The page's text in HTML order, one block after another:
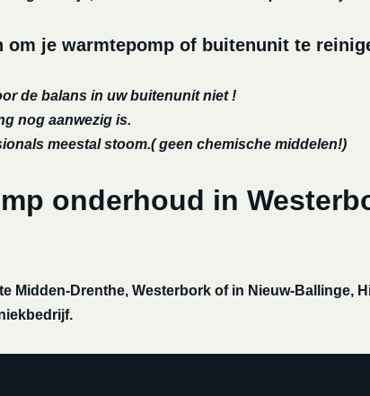
om je warmtepomp of buitenunit te
de balans in uw buitenunit niet !
nog aanwezig is.
meestal stoom.( geen chemische middelen!)
onderhoud in
Midden-Drenthe, Westerbork of in Nieuw-Ballinge,